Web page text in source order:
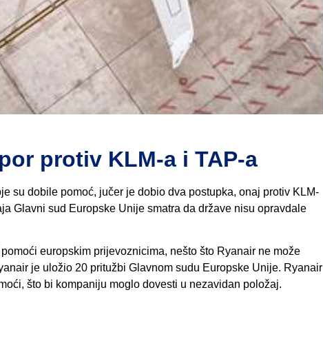
protiv KLM-a i TAP-a
su dobile pomoć, jučer je dobio dva postupka, onaj protiv KLM-
Glavni sud Europske Unije smatra da države nisu opravdale
europskim prijevoznicima, nešto što Ryanair ne može
je uložio 20 pritužbi Glavnom sudu Europske Unije. Ryanair
što bi kompaniju moglo dovesti u nezavidan položaj.